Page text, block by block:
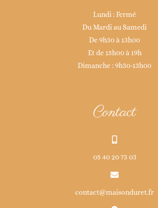
Lundi : Fermé
Du Mardi au Samedi
De 9h30 à 13h00
Et de 15h00 à 19h
Dimanche : 9h30-13h00
Contact
05 40 20 73 03
contact@maisonduret.fr